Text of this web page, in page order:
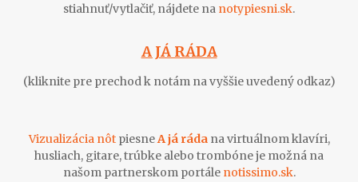
stiahnuť/vytlačiť, nájdete na notypiesni.sk.
A JÁ RÁDA
(kliknite pre prechod k notám na vyššie uvedený odkaz)
Vizualizácia nôtpiesneA já ráda na virtuálnom klavíri,
husliach, gitare, trúbke alebo trombóne je možná na
našom partnerskom portále notissimo.sk.